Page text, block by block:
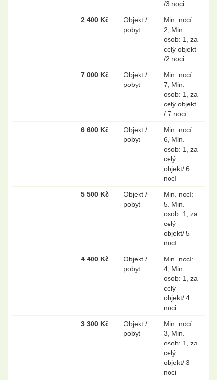
/3 noci
2 400 Kč
Objekt /
pobyt
Min. nocí:
2, Min.
osob: 1, za
celý objekt
/2 noci
7 000 Kč
Objekt /
pobyt
Min. nocí:
7, Min.
osob: 1, za
celý objekt
/ 7 nocí
6 600 Kč
Objekt /
pobyt
Min. nocí:
6, Min.
osob: 1, za
celý
objekt/ 6
nocí
5 500 Kč
Objekt /
pobyt
Min. nocí:
5, Min.
osob: 1, za
celý
objekt/ 5
nocí
4 400 Kč
Objekt /
pobyt
Min. nocí:
4, Min.
osob: 1, za
celý
objekt/ 4
noci
3 300 Kč
Objekt /
pobyt
Min. nocí:
3, Min.
osob: 1, za
celý
objekt/ 3
noci